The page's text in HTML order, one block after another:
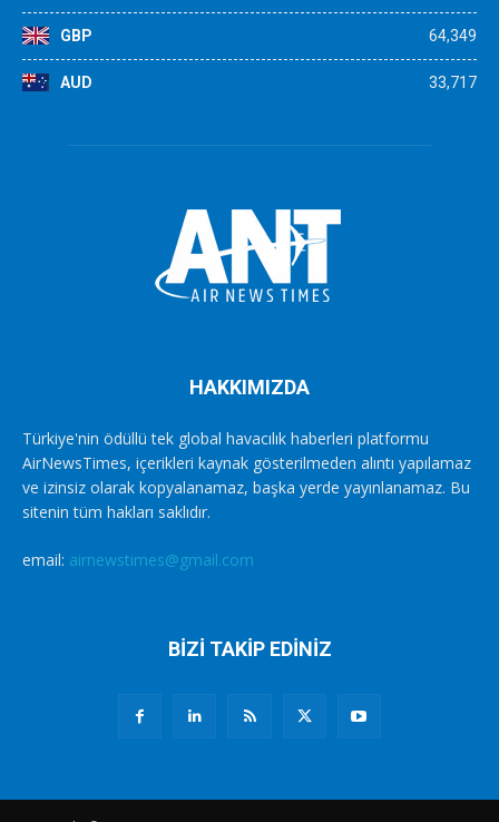
GBP 64,349
AUD 33,717
HAKKIMIZDA
Türkiye'nin ödüllü tek global havacılık haberleri platformu
AirNewsTimes, içerikleri kaynak gösterilmeden alıntı yapılamaz
ve izinsiz olarak kopyalanamaz, başka yerde yayınlanamaz. Bu
sitenin tüm hakları saklıdır.
email: airnewstimes@gmail.com
BİZİ TAKİP EDİNİZ